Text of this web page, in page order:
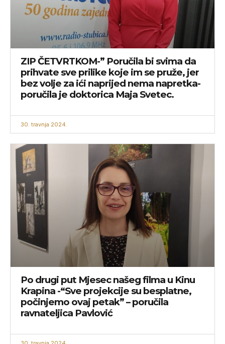
ZIP ČETVRTKOM-” Poručila bi svima da
prihvate sve prilike koje im se pruže, jer
bez volje za ići naprijed nema napretka-
poručila je doktorica Maja Svetec.
30. travnja 2024.
Po drugi put Mjesec našeg filma u Kinu
Krapina -“Sve projekcije su besplatne,
počinjemo ovaj petak” – poručila
ravnateljica Pavlović